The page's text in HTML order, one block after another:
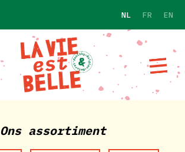
NL FR EN
Ons assortiment